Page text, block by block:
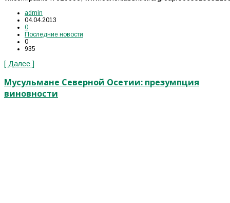
admin
04.04.2013
0
Последние новости
0
935
[ Далее ]
Мусульмане Северной Осетии: презумпция
виновности